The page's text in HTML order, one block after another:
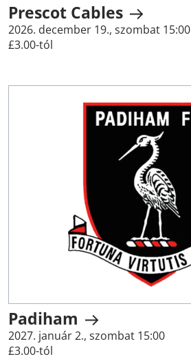
Prescot Cables
2026. december 19., szombat 15:00
£3.00-tól
Padiham
2027. január 2., szombat 15:00
£3.00-tól